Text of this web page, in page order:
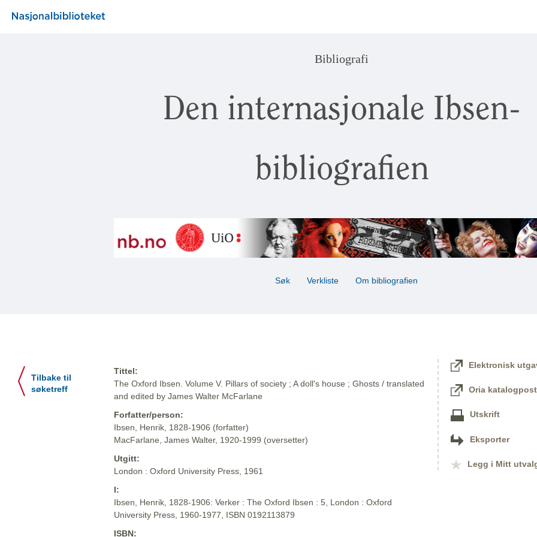
Bibliografi
Den internasjonale Ibsen-
bibliografien
Søk Verkliste Om bibliografien
Tilbake til
søketreff
Tittel:
The Oxford Ibsen. Volume V. Pillars of society ; A doll's house ; Ghosts / translated
and edited by James Walter McFarlane
Forfatter/person:
Ibsen, Henrik, 1828-1906 (forfatter)
MacFarlane, James Walter, 1920-1999 (oversetter)
Utgitt:
London : Oxford University Press, 1961
I:
Ibsen, Henrik, 1828-1906: Verker : The Oxford Ibsen : 5, London : Oxford
University Press, 1960-1977, ISBN 0192113879
ISBN:
Elektronisk
Oria katalogpost
Utskrift
Eksporter
Legg i Mitt